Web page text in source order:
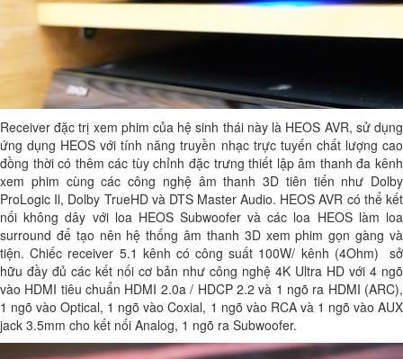
Receiver đặc trị xem phim của hệ sinh thái này là HEOS AVR, sử dụng
ứng dụng HEOS với tính năng truyền nhạc trực tuyến chất lượng cao
đồng thời có thêm các tùy chỉnh đặc trưng thiết lập âm thanh đa kênh
xem phim cùng các công nghệ âm thanh 3D tiên tiến như Dolby
ProLogic Il, Dolby TrueHD và DTS Master Audio. HEOS AVR có thể kết
nối không dây với loa HEOS Subwoofer và các loa HEOS làm loa
surround để tạo nên hệ thống âm thanh 3D xem phim gọn gàng và
tiện. Chiếc receiver 5.1 kênh có công suất 100W/ kênh (4Ohm) sở
hữu đầy đủ các kết nối cơ bản như công nghệ 4K Ultra HD với 4 ngõ
vào HDMI tiêu chuẩn HDMI 2.0a / HDCP 2.2 và 1 ngõ ra HDMI (ARC),
1 ngõ vào Optical, 1 ngõ vào Coxial, 1 ngõ vào RCA và 1 ngõ vào AUX
jack 3.5mm cho kết nối Analog, 1 ngõ ra Subwoofer.